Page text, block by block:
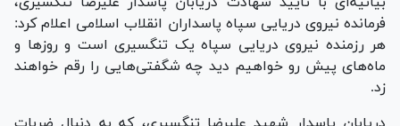
فرمانده نیروی دریایی سپاه پاسداران انقلاب اسلامی اعلام کرد:
هر رزمنده نیروی دریایی سپاه یک تنگسیری است و روز‌ها و
ماه‌های پیش رو خواهیم دید چه شگفتی‌هایی را رقم خواهند
زد.